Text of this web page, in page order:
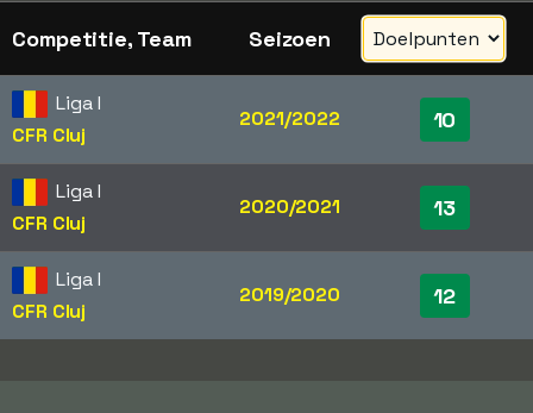
Competitie, Team Seizoen
Liga I
CFR Cluj
2021/2022 10
Liga I
CFR Cluj
2020/2021 13
Liga I
CFR Cluj
2019/2020 12